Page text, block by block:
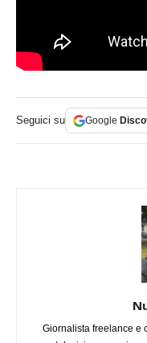
Seguici su Google
Giornalista freelance e